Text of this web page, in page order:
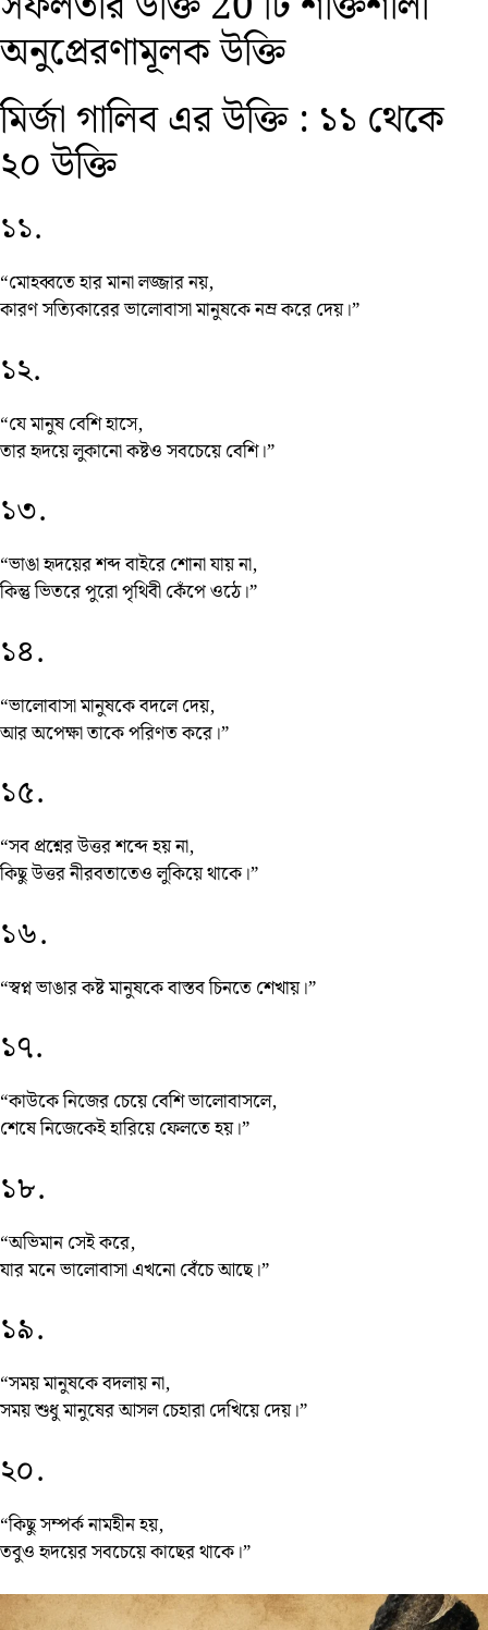
অনুপ্রেরণামূলক উক্তি
মির্জা গালিব এর উক্তি : ১১ থেকে
২০ উক্তি
১১.
“মোহব্বতে হার মানা লজ্জার নয়,
কারণ সত্যিকারের ভালোবাসা মানুষকে নম্র করে দেয়।”
১২.
“যে মানুষ বেশি হাসে,
তার হৃদয়ে লুকানো কষ্টও সবচেয়ে বেশি।”
১৩.
“ভাঙা হৃদয়ের শব্দ বাইরে শোনা যায় না,
কিন্তু ভিতরে পুরো পৃথিবী কেঁপে ওঠে।”
১৪.
“ভালোবাসা মানুষকে বদলে দেয়,
আর অপেক্ষা তাকে পরিণত করে।”
১৫.
“সব প্রশ্নের উত্তর শব্দে হয় না,
কিছু উত্তর নীরবতাতেও লুকিয়ে থাকে।”
১৬.
“স্বপ্ন ভাঙার কষ্ট মানুষকে বাস্তব চিনতে শেখায়।”
১৭.
“কাউকে নিজের চেয়ে বেশি ভালোবাসলে,
শেষে নিজেকেই হারিয়ে ফেলতে হয়।”
১৮.
“অভিমান সেই করে,
যার মনে ভালোবাসা এখনো বেঁচে আছে।”
১৯.
“সময় মানুষকে বদলায় না,
সময় শুধু মানুষের আসল চেহারা দেখিয়ে দেয়।”
২০.
“কিছু সম্পর্ক নামহীন হয়,
তবুও হৃদয়ের সবচেয়ে কাছের থাকে।”